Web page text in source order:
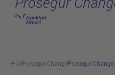
跳转至主页
主页Prosegur ChangeProsegur Change